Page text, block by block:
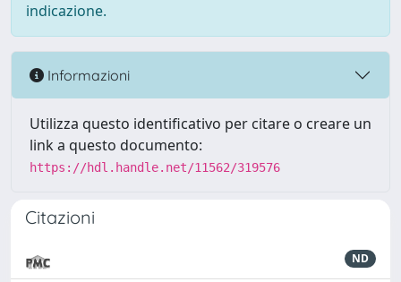
indicazione.
Informazioni
Utilizza questo identificativo per citare o creare un
link a questo documento:
https://hdl.handle.net/11562/319576
Citazioni
ND